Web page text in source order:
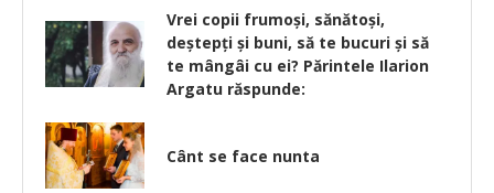
Vrei copii frumoşi, sănătoşi,
deştepţi şi buni, să te bucuri şi să
te mângâi cu ei? Părintele Ilarion
Argatu răspunde:
Cânt se face nunta